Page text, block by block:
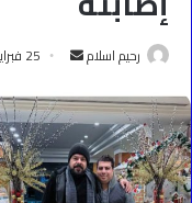
رحيم اسلام
أرسل
إلكترونيا
25 فبراير، 2026